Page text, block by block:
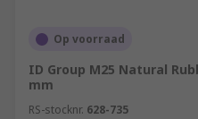
Op voorraad
ID Group M25 Natural
mm
RS-stocknr. 628-735